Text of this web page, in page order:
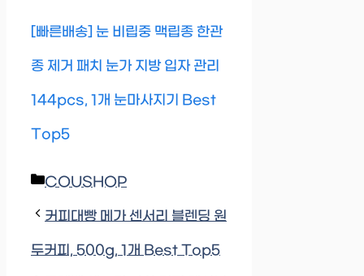
[빠른배송] 눈 비립중 맥립종 한관
종 제거 패치 눈가 지방 입자 관리
144pcs, 1개 눈마사지기 Best
Top5
Categories
COUSHOP
커피대빵 메가 센서리 블렌딩 원
두커피, 500g, 1개 Best Top5